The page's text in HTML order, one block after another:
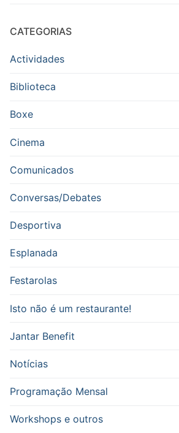
CATEGORIAS
Actividades
Biblioteca
Boxe
Cinema
Comunicados
Conversas/Debates
Desportiva
Esplanada
Festarolas
Isto não é um restaurante!
Jantar Benefit
Notícias
Programação Mensal
Workshops e outros